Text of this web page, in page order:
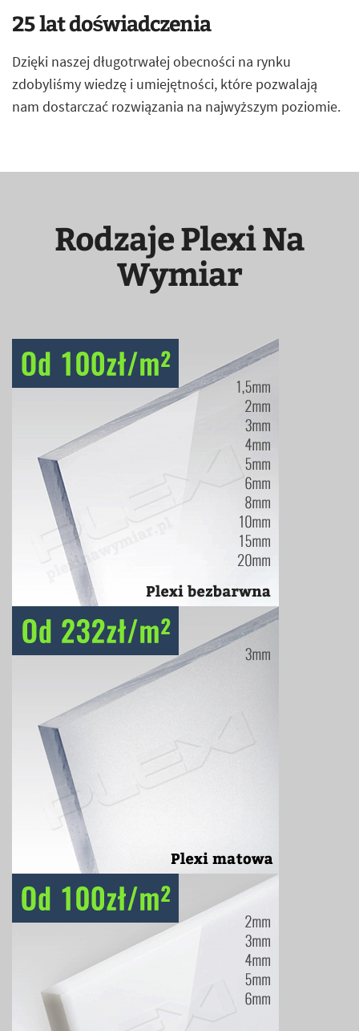
25 lat doświadczenia
Dzięki naszej długotrwałej obecności na rynku
zdobyliśmy wiedzę i umiejętności, które pozwalają
nam dostarczać rozwiązania na najwyższym poziomie.
Rodzaje Plexi Na
Wymiar